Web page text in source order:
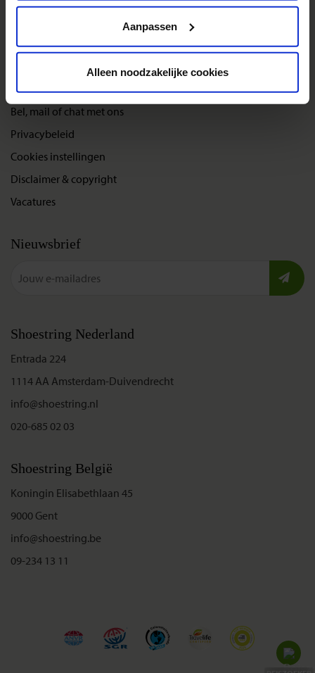
Aanpassen
Alleen noodzakelijke cookies
Over Shoestring
Bel, mail of chat met ons
Privacybeleid
Cookies instellingen
Disclaimer & copyright
Vacatures
Nieuwsbrief
Shoestring Nederland
Entrada 224
1114 AA Amsterdam-Duivendrecht
info@shoestring.nl
020-685 02 03
Shoestring België
Koningin Elisabethlaan 45
9000 Gent
info@shoestring.be
09-234 13 11